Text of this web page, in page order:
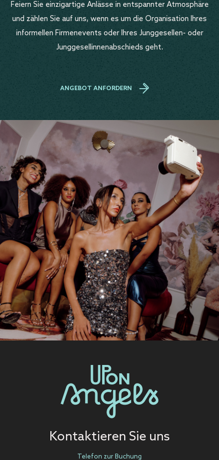
Feiern Sie einzigartige Anlässe in entspannter Atmosphäre
und zählen Sie auf uns, wenn es um die Organisation Ihres
informellen Firmenevents oder Ihres Junggesellen- oder
Junggesellinnenabschieds geht.
ANGEBOT ANFORDERN
Kontaktieren Sie uns
Telefon zur Buchung